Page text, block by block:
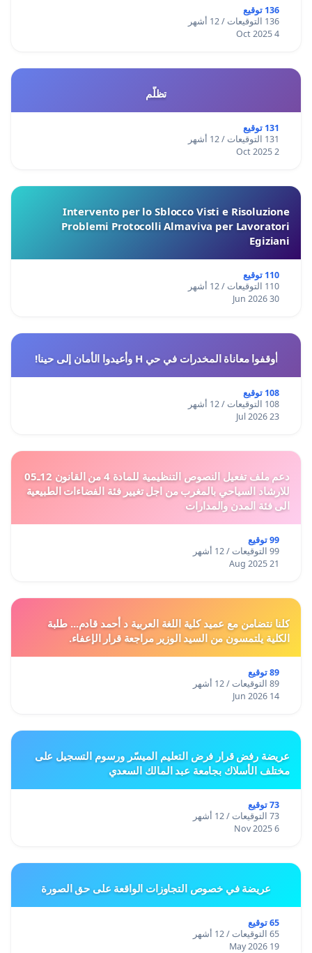
136 توقيع
136 التوقيعات / 12 أشهر
4 Oct 2025
تظلّم
131 توقيع
131 التوقيعات / 12 أشهر
2 Oct 2025
Intervento per lo Sblocco Visti e Risoluzione
Problemi Protocolli Almaviva per Lavoratori
Egiziani
110 توقيع
110 التوقيعات / 12 أشهر
30 Jun 2026
أوقفوا معاناة المخدرات في حي H وأعيدوا الأمان إلى حينا!
108 توقيع
108 التوقيعات / 12 أشهر
23 Jul 2026
دعم ملف تفعيل النصوص التنظيمية للمادة 4 من القانون 12ـ05
للارشاد السياحي بالمغرب من اجل تغيير فئة الفضاءات الطبيعية
الى فئة المدن والمدارات
99 توقيع
99 التوقيعات / 12 أشهر
21 Aug 2025
كلنا نتضامن مع عميد كلية اللغة العربية د أحمد قادم... طلبة
الكلية يلتمسون من السيد الوزير مراجعة قرار الإعفاء.
89 توقيع
89 التوقيعات / 12 أشهر
14 Jun 2026
عريضة رفض قرار فرض التعليم الميسّر ورسوم التسجيل على
مختلف الأسلاك بجامعة عبد المالك السعدي
73 توقيع
73 التوقيعات / 12 أشهر
6 Nov 2025
عريضة في خصوص التجاوزات الواقعة على حق الصورة
65 توقيع
65 التوقيعات / 12 أشهر
19 May 2026